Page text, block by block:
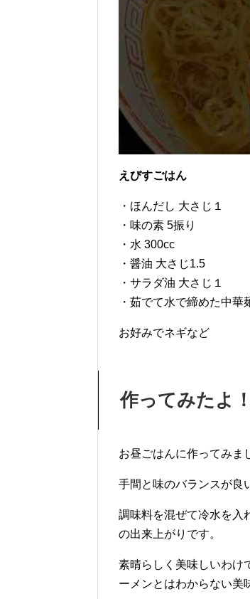
えびすごはん
・ほんだし 大さじ１
・味の素 5振り
・水 300cc
・醤油 大さじ1.5
・サラダ油 大さじ１
・茹でて水で締めた中華
お好みでネギなど
作ってみたよ！
お昼ごはんに作ってみま
手間と味のバランスが良
調味料を混ぜて冷水を入
の出来上がりです。
素晴らしく美味しいわけ
ーメンとはわからない美